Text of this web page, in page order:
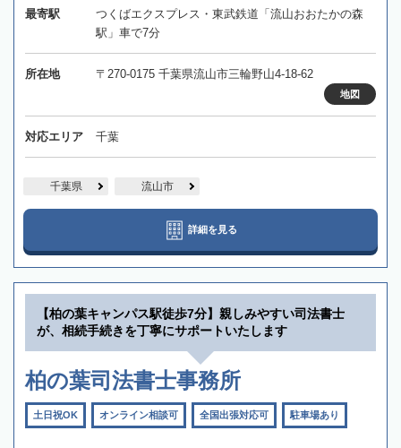
最寄駅
つくばエクスプレス・東武鉄道「流山おおたかの森
駅」車で7分
所在地 〒270-0175 千葉県流山市三輪野山4-18-62
地図
対応エリア 千葉
千葉県 流山市
詳細を見る
【柏の葉キャンパス駅徒歩7分】親しみやすい司法書士
が、相続手続きを丁寧にサポートいたします
柏の葉司法書士事務所
土日祝OK オンライン相談可 全国出張対応可 駐車場あり